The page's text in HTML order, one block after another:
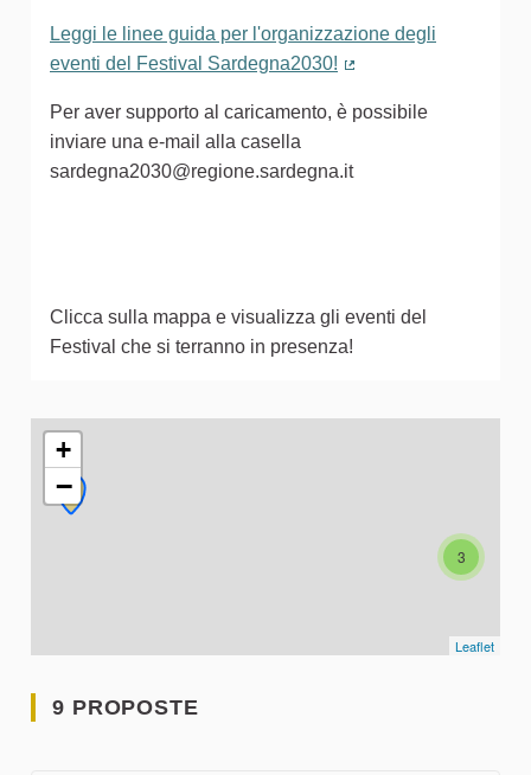
Leggi le linee guida per l'organizzazione degli
eventi del Festival Sardegna2030!
Per aver supporto al caricamento, è possibile
inviare una e-mail alla casella
sardegna2030@regione.sardegna.it
Clicca sulla mappa e visualizza gli eventi del
Festival che si terranno in presenza!
L'elemento seguente è una mappa che presenta gli
3
+
−
Leaflet
9 PROPOSTE